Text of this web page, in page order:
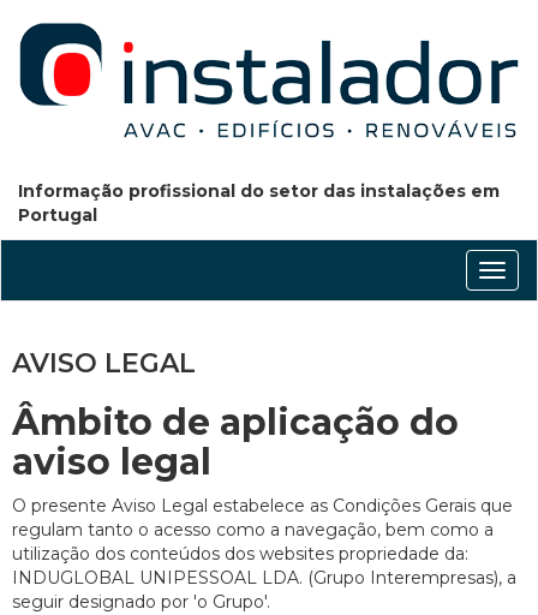
Informação profissional do setor das instalações em
Portugal
AVISO LEGAL
Âmbito de aplicação do
aviso legal
O presente Aviso Legal estabelece as Condições Gerais que
regulam tanto o acesso como a navegação, bem como a
utilização dos conteúdos dos websites propriedade da:
INDUGLOBAL UNIPESSOAL LDA. (Grupo Interempresas), a
seguir designado por 'o Grupo'.